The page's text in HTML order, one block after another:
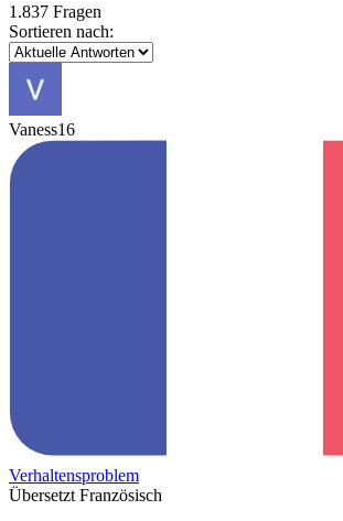
1.837 Fragen
Sortieren nach:
Vaness16
Verhaltensproblem
Übersetzt Französisch